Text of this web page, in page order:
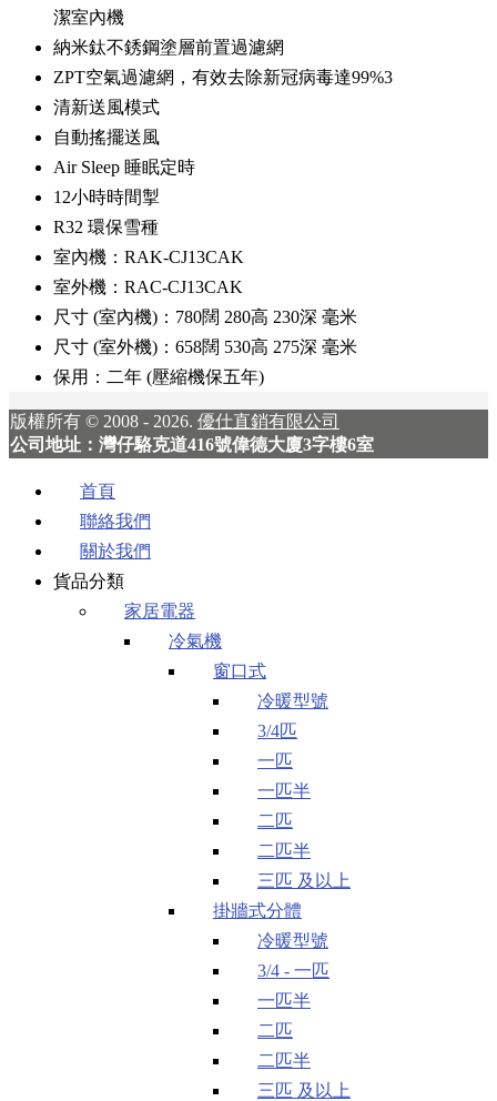
潔室內機
納米鈦不銹鋼塗層前置過濾網
ZPT空氣過濾網，有效去除新冠病毒達99%3
清新送風模式
自動搖擺送風
Air Sleep 睡眠定時
12小時時間掣
R32 環保雪種
室內機：RAK-CJ13CAK
室外機：RAC-CJ13CAK
尺寸 (室內機)：780闊 280高 230深 毫米
尺寸 (室外機)：658闊 530高 275深 毫米
保用：二年 (壓縮機保五年)
版權所有 © 2008 - 2026. 優仕直銷有限公司
公司地址：灣仔駱克道416號偉德大廈3字樓6室
首頁
聯絡我們
關於我們
貨品分類
家居電器
冷氣機
窗口式
冷暖型號
3/4匹
一匹
一匹半
二匹
二匹半
三匹 及以上
掛牆式分體
冷暖型號
3/4 - 一匹
一匹半
二匹
二匹半
三匹 及以上